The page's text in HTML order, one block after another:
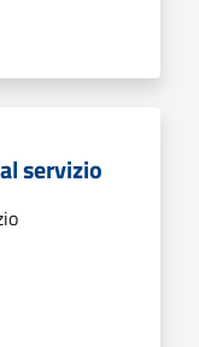
servizio